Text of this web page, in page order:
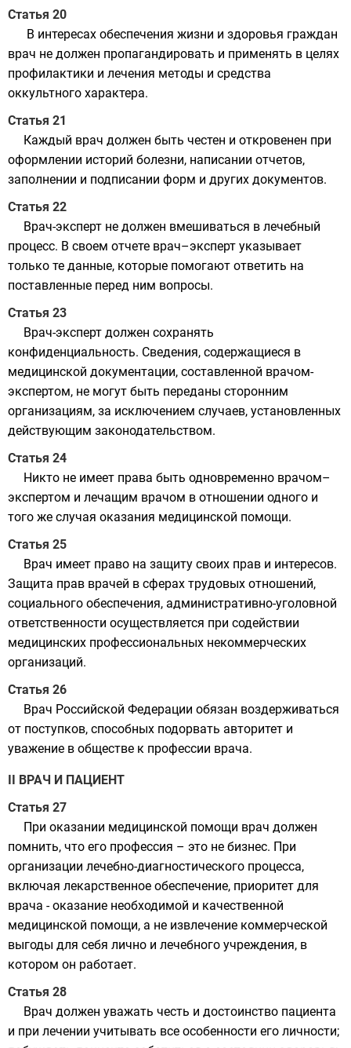
Статья 20
В интересах обеспечения жизни и здоровья граждан
врач не должен пропагандировать и применять в целях
профилактики и лечения методы и средства
оккультного характера.
Статья 21
Каждый врач должен быть честен и откровенен при
оформлении историй болезни, написании отчетов,
заполнении и подписании форм и других документов.
Статья 22
Врач-эксперт не должен вмешиваться в лечебный
процесс. В своем отчете врач–эксперт указывает
только те данные, которые помогают ответить на
поставленные перед ним вопросы.
Статья 23
Врач-эксперт должен сохранять
конфиденциальность. Сведения, содержащиеся в
медицинской документации, составленной врачом-
экспертом, не могут быть переданы сторонним
организациям, за исключением случаев, установленных
действующим законодательством.
Статья 24
Никто не имеет права быть одновременно врачом–
экспертом и лечащим врачом в отношении одного и
того же случая оказания медицинской помощи.
Статья 25
Врач имеет право на защиту своих прав и интересов.
Защита прав врачей в сферах трудовых отношений,
социального обеспечения, административно-уголовной
ответственности осуществляется при содействии
медицинских профессиональных некоммерческих
организаций.
Статья 26
Врач Российской Федерации обязан воздерживаться
от поступков, способных подорвать авторитет и
уважение в обществе к профессии врача.
II ВРАЧ И ПАЦИЕНТ
Статья 27
При оказании медицинской помощи врач должен
помнить, что его профессия – это не бизнес. При
организации лечебно-диагностического процесса,
включая лекарственное обеспечение, приоритет для
врача - оказание необходимой и качественной
медицинской помощи, а не извлечение коммерческой
выгоды для себя лично и лечебного учреждения, в
котором он работает.
Статья 28
Врач должен уважать честь и достоинство пациента
и при лечении учитывать все особенности его личности;